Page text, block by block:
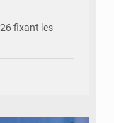
fixant les